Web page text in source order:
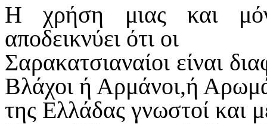
Η χρήση μιας και
αποδεικνύει ότι οι
Σαρακατσιαναίοι είναι
Βλάχοι ή Αρμάνοι,ή
της Ελλάδας γνωστοί και